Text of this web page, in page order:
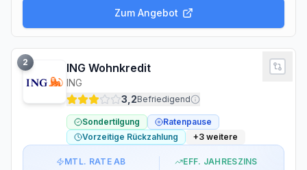
Zum Angebot
ING Wohnkredit
ING
3,2Befriedigend
Sondertilgung
Ratenpause
Vorzeitige Rückzahlung
+3 weitere
MTL. RATE AB EFF. JAHRESZINS
2